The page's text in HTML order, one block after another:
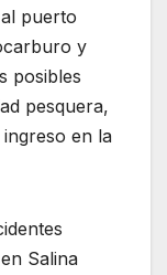
puerto
y
posibles
pesquera,
en la
Salina